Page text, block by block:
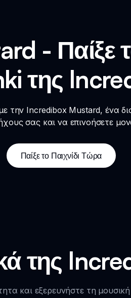
- Παίξε
της
Incredibox Mustard, ένα
σας και να επινοήσετε
Παίξε το Παιχνίδι Τώρα
της
και εξερευνήστε τη